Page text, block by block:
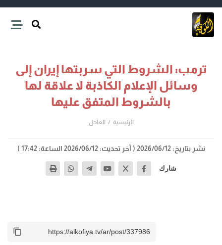
ترمب: الشروط التي سربتها إيران إلى
وسائل الإعلام الكاذبة لا علاقة لها
بالشروط المتفق عليها
الرئيسية العاجل
نشر بتاريخ: 2026/06/12 ( آخر تحديث: 2026/06/12 الساعة: 17:42 )
شارك